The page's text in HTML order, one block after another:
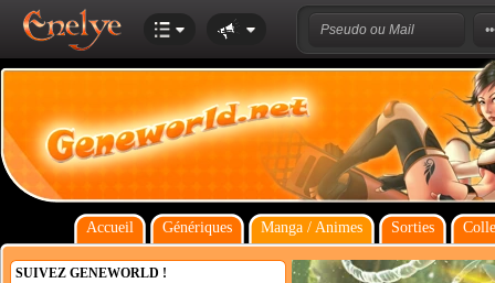
Accueil Génériques Manga / Animes Sorties
SUIVEZ GENEWORLD !